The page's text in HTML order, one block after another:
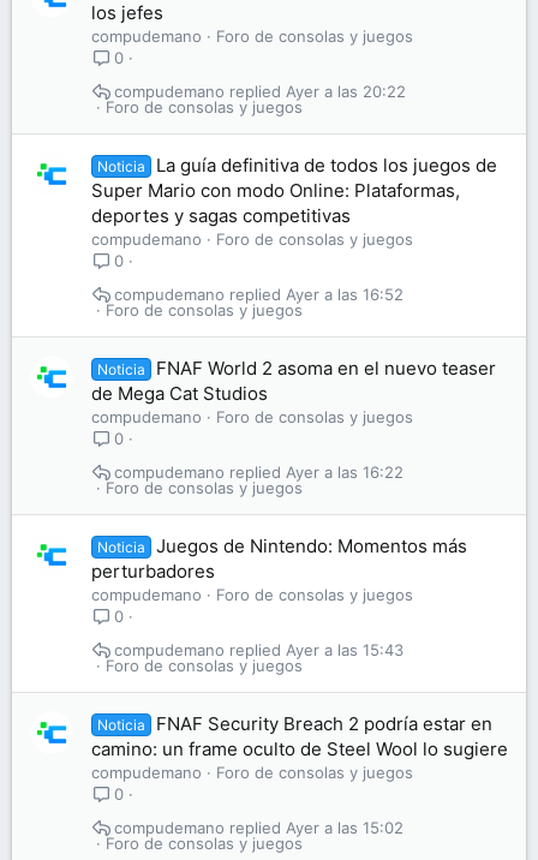
los jefes
compudemano
Foro de consolas y juegos
0
Foro de consolas y juegos
Ayer a las 20:22
compudemano
Noticia
La guía definitiva de todos los juegos de
Super Mario con modo Online: Plataformas,
deportes y sagas competitivas
compudemano
Foro de consolas y juegos
0
Foro de consolas y juegos
Ayer a las 16:52
compudemano
Noticia
FNAF World 2 asoma en el nuevo teaser
de Mega Cat Studios
compudemano
Foro de consolas y juegos
0
Foro de consolas y juegos
Ayer a las 16:22
compudemano
Noticia
Juegos de Nintendo: Momentos más
perturbadores
compudemano
Foro de consolas y juegos
0
Foro de consolas y juegos
Ayer a las 15:43
compudemano
Noticia
FNAF Security Breach 2 podría estar en
camino: un frame oculto de Steel Wool lo sugiere
compudemano
Foro de consolas y juegos
0
Foro de consolas y juegos
Ayer a las 15:02
compudemano